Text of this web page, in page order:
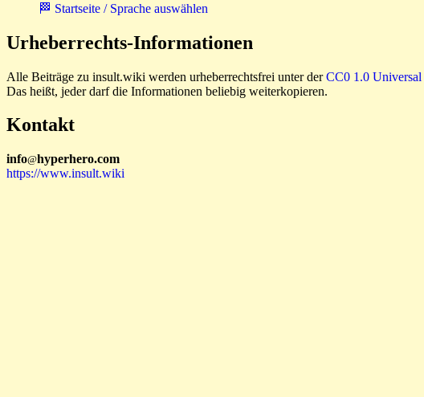
🏁 Startseite / Sprache auswählen
Urheberrechts-Informationen
Alle Beiträge zu insult.wiki werden urheberrechtsfrei unter derCC0 1.0 Universal
Das heißt, jeder darf die Informationen beliebig weiterkopieren.
Kontakt
info@hyperhero.com
https://www.insult.wiki